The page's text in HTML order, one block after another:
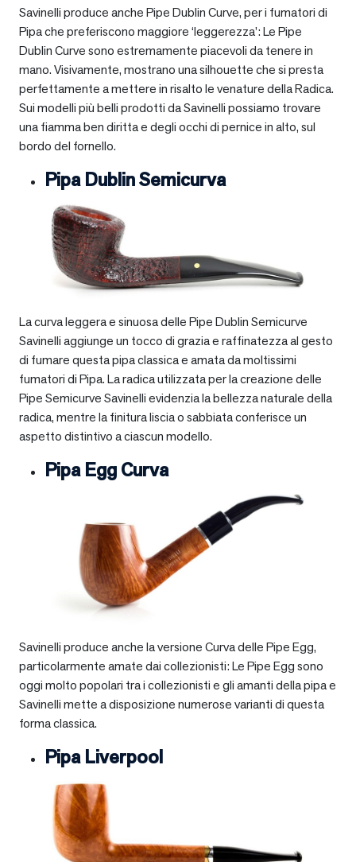
Savinelli produce anche Pipe Dublin Curve, per i fumatori di
Pipa che preferiscono maggiore ‘leggerezza’: Le Pipe
Dublin Curve sono estremamente piacevoli da tenere in
mano. Visivamente, mostrano una silhouette che si presta
perfettamente a mettere in risalto le venature della Radica.
Sui modelli più belli prodotti da Savinelli possiamo trovare
una fiamma ben diritta e degli occhi di pernice in alto, sul
bordo del fornello.
Pipa Dublin Semicurva
La curva leggera e sinuosa delle Pipe Dublin Semicurve
Savinelli aggiunge un tocco di grazia e raffinatezza al gesto
di fumare questa pipa classica e amata da moltissimi
fumatori di Pipa. La radica utilizzata per la creazione delle
Pipe Semicurve Savinelli evidenzia la bellezza naturale della
radica, mentre la finitura liscia o sabbiata conferisce un
aspetto distintivo a ciascun modello.
Pipa Egg Curva
Savinelli produce anche la versione Curva delle Pipe Egg,
particolarmente amate dai collezionisti: Le Pipe Egg sono
oggi molto popolari tra i collezionisti e gli amanti della pipa e
Savinelli mette a disposizione numerose varianti di questa
forma classica.
Pipa Liverpool